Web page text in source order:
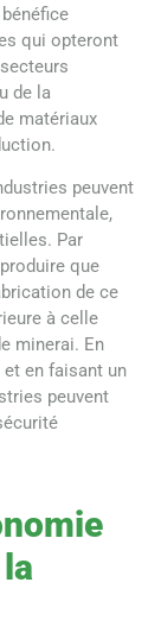
qui opteront
de la
matériaux
peuvent
Par
que
de ce
à celle
minerai. En
en faisant un
peuvent